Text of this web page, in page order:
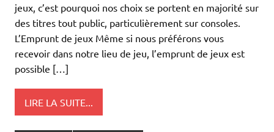
jeux, c’est pourquoi nos choix se portent en majorité sur
des titres tout public, particulièrement sur consoles.
L’Emprunt de jeux Même si nous préférons vous
recevoir dans notre lieu de jeu, l’emprunt de jeux est
possible […]
LIRE LA SUITE...